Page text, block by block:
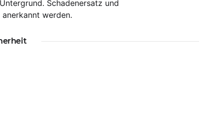
Schadenersatz und
werden.